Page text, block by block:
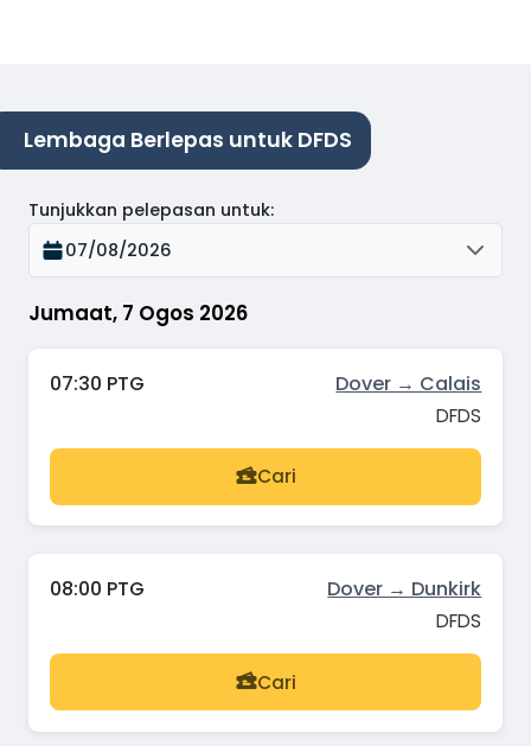
Lembaga Berlepas untuk DFDS
Jumaat, 7 Ogos 2026
Tunjukkan pelepasan untuk:
07/08/2026
07:30 PTG Dover → Calais
DFDS
Cari
08:00 PTG Dover → Dunkirk
DFDS
Cari